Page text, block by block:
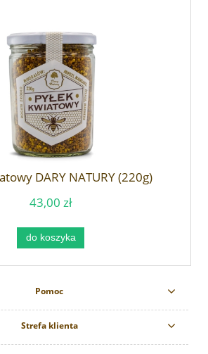
DARY NATURY (220g)
43,00 zł
do koszyka
Pomoc
Strefa klienta